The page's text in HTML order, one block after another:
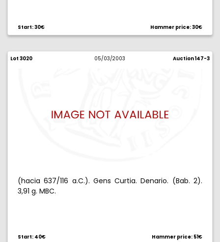
Start: 30€ Hammer price: 30€
Lot 3020 05/03/2003 Auction 147-3
(hacia 637/116 a.C.). Gens Curtia. Denario. (Bab. 2).
3,91 g. MBC.
Start: 40€ Hammer price: 51€